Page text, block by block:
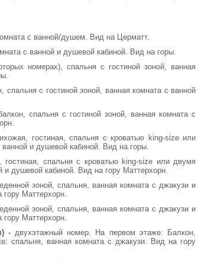
с ванной/душем. Вид на Церматт.
с ванной и душевой кабиной. Вид на горы.
номерах), спальня с гостиной зоной, ванная
спальня с гостиной зоной, ванная комната с ванной
спальня с гостиной зоной, ванная комната с
гостиная, спальня с кроватью king-size или
и душевой кабиной. Вид на горы.
гостиная, спальня с кроватью king-size или двумя
душевой кабиной. Вид на гору Маттерхорн.
зоной, спальня, ванная комната с джакузи и
Маттерхорн.
зоной, спальня, ванная комната с джакузи и
Маттерхорн.
- двухэтажный номер. На первом этаже: Балкон,
спальня, ванная комната с джакузи. Вид на гору